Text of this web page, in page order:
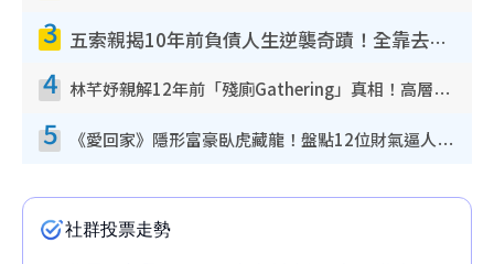
3 五索親揭10年前負債人生逆襲奇蹟！全靠去一地方轉運後即遇上馬先生
4 林芊妤親解12年前「殘廁Gathering」真相！高層解約一句話重創尊嚴至今拒返TVB
5 《愛回家》隱形富豪臥虎藏龍！盤點12位財氣逼人的有錢藝人：呢位靚女3億身家唔憂做